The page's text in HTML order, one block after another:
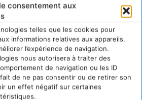
consentement aux
telles que les cookies pour
informations relatives aux appareils.
l’expérience de navigation.
nous autorisera à traiter des
de navigation ou les ID
de ne pas consentir ou de retirer son
un effet négatif sur certaines
les